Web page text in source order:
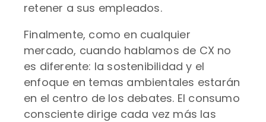
retener a sus empleados.
Finalmente, como en cualquier
mercado, cuando hablamos de CX no
es diferente: la sostenibilidad y el
enfoque en temas ambientales estarán
en el centro de los debates. El consumo
consciente dirige cada vez más las